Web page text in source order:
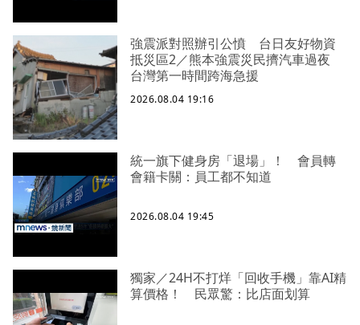
強震派對照辦引公憤 台日友好物資
抵災區2／熊本強震災民擠汽車過夜
台灣第一時間跨海急援
2026.08.04 19:16
統一旗下健身房「退場」！ 會員轉
會籍卡關：員工都不知道
2026.08.04 19:45
獨家／24H不打烊「回收手機」靠AI精
算價格！ 民眾驚：比店面划算